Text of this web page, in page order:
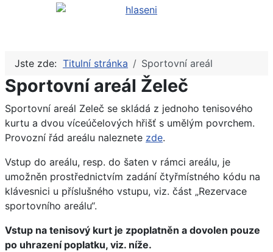
Jste zde: Titulní stránka Sportovní areál
Sportovní areál Želeč
Sportovní areál Zeleč se skládá z jednoho tenisového
kurtu a dvou víceúčelových hřišť s umělým povrchem.
Provozní řád areálu naleznete zde.
Vstup do areálu, resp. do šaten v rámci areálu, je
umožněn prostřednictvím zadání čtyřmístného kódu na
klávesnici u příslušného vstupu, viz. část „Rezervace
sportovního areálu“.
Vstup na tenisový kurt je zpoplatněn a dovolen pouze
po uhrazení poplatku, viz. níže.